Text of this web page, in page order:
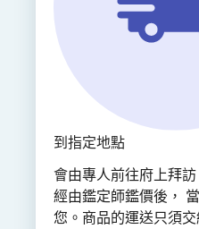
到指定地點
會由專人前往府上拜訪
經由鑑定師鑑價後，
您。商品的運送只須